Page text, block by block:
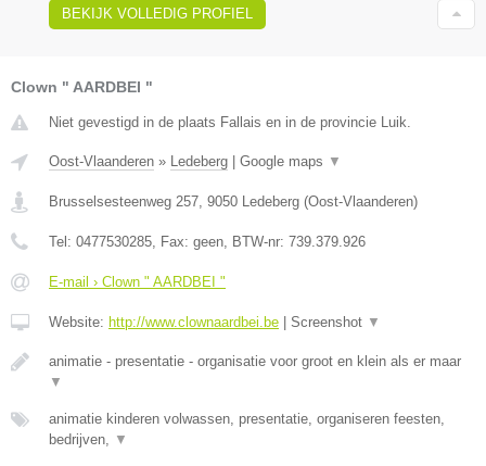
BEKIJK VOLLEDIG PROFIEL
Clown " AARDBEI "
Niet gevestigd in de plaats Fallais en in de provincie Luik.
Oost-Vlaanderen » Ledeberg | Google maps ▼
Brusselsesteenweg 257 9050 Ledeberg (Oost-Vlaanderen)
Tel: 0477530285 , Fax: geen , BTW-nr: 739.379.926
E-mail › Clown " AARDBEI "
Website: http://www.clownaardbei.be | Screenshot ▼
animatie - presentatie - organisatie voor groot en klein als er maar
▼
animatie kinderen volwassen, presentatie, organiseren feesten,
bedrijven,
▼